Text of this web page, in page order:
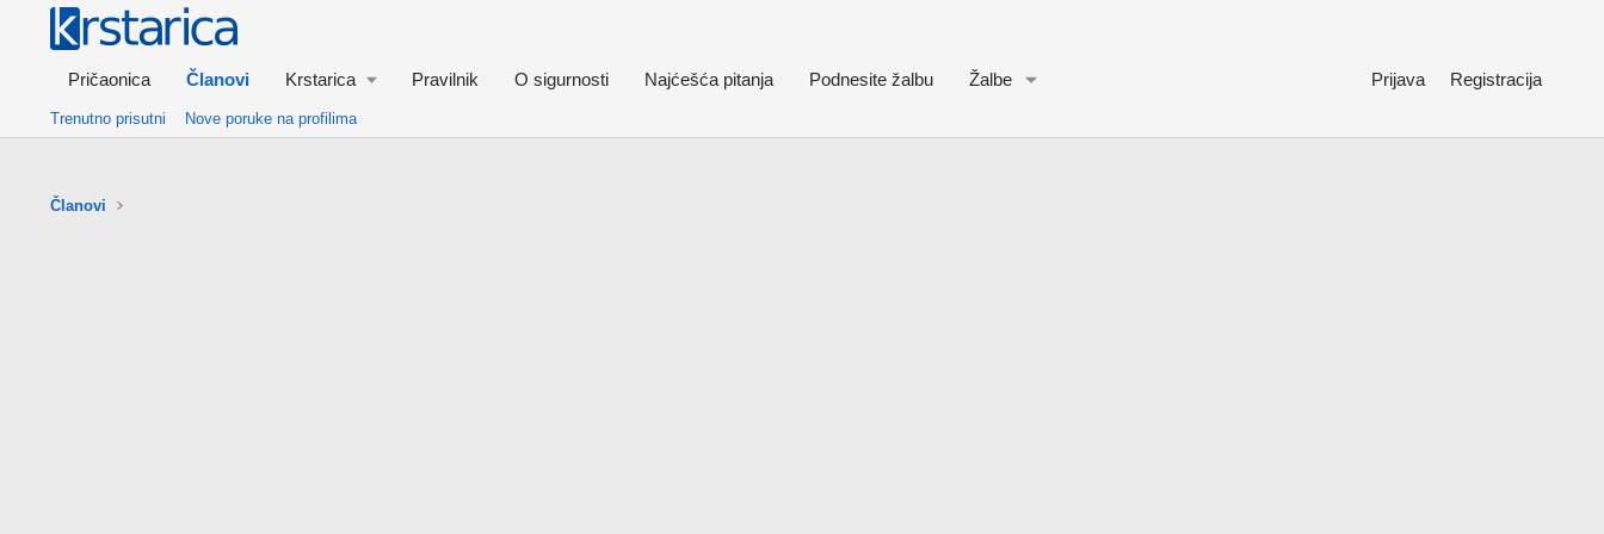
Pričaonica Članovi Krstarica Pravilnik O sigurnosti Najćešća pitanja Podnesite žalbu Žalbe Prijava Registracija
Trenutno prisutni Nove poruke na profilima
Članovi